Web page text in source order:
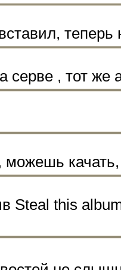
серве , тот же
качать,
Steal this